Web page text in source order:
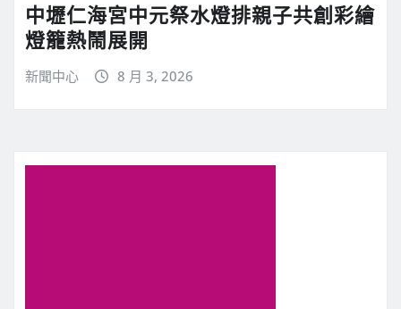
中壢仁海宮中元祭水燈排親子共創彩繪
燈籠熱鬧展開
新聞中心 8 月 3, 2026